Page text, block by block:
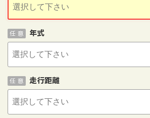
年式
任 意
走行距離
任 意